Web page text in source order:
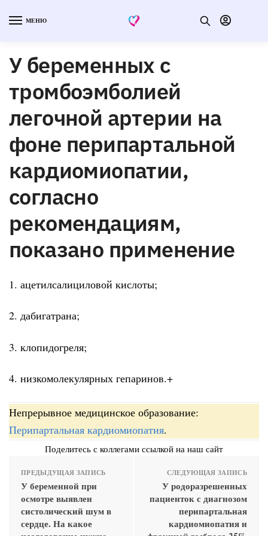
МЕНЮ
У беременных с
тромбоэмболией
легочной артерии на
фоне перипартальной
кардиомиопатии,
согласно
рекомендациям,
показано применение
1. ацетилсалициловой кислоты;
2. дабигатрана;
3. клопидогреля;
4. низкомолекулярных гепаринов.+
Непрерывное медицинское образование:
Перипартальная кардиомиопатия.
Поделитесь с коллегами ссылкой на наш сайт
ПРЕДЫДУЩАЯ ЗАПИСЬ
У беременной при
осмотре выявлен
систолический шум в
сердце. На какое
СЛЕДУЮЩАЯ ЗАПИСЬ
У родоразрешенных
пациенток с диагнозом
перипартальная
кардиомиопатия и